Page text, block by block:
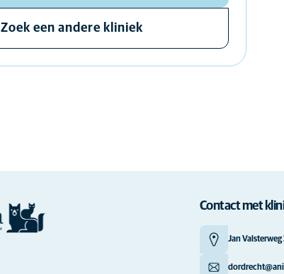
Zoek een andere kliniek
Contact met
Jan Valsterweg